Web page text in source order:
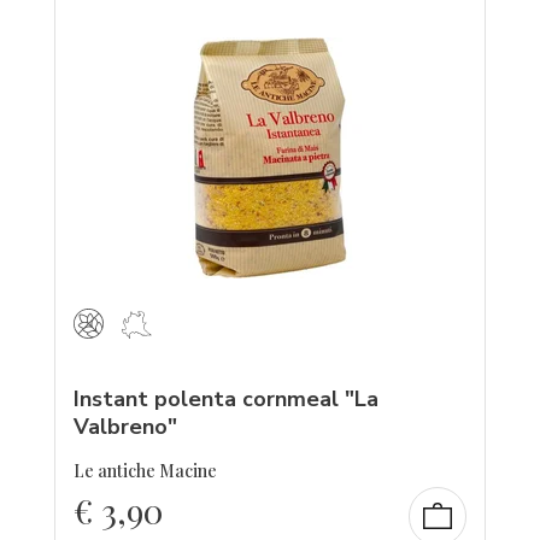
Instant polenta cornmeal "La
Valbreno"
Le antiche Macine
€ 3,90